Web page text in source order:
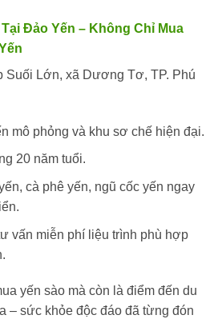
Đảo Yến – Không Chỉ Mua
Suối Lớn, xã Dương Tơ, TP. Phú
mô phỏng và khu sơ chế hiện đại.
20 năm tuổi.
cà phê yến, ngũ cốc yến ngay
vấn miễn phí liệu trình phù hợp
yến sào mà còn là điểm đến du
– sức khỏe độc đáo đã từng đón